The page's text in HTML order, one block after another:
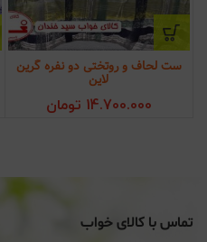
ست لحاف و روتختی دو نفره گرین
لاین
14.700.000 تومان
تماس با کالای خواب